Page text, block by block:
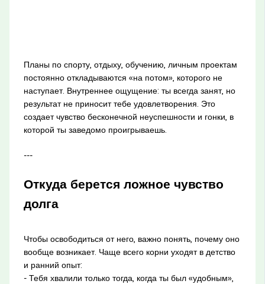
Планы по спорту, отдыху, обучению, личным проектам
постоянно откладываются «на потом», которого не
наступает. Внутреннее ощущение: ты всегда занят, но
результат не приносит тебе удовлетворения. Это
создает чувство бесконечной неуспешности и гонки, в
которой ты заведомо проигрываешь.
---
Откуда берется ложное чувство
долга
Чтобы освободиться от него, важно понять, почему оно
вообще возникает. Чаще всего корни уходят в детство
и ранний опыт:
- Тебя хвалили только тогда, когда ты был «удобным»,